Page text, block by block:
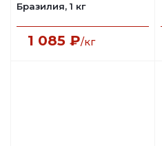
Бразилия, 1 кг
1 085 ₽/кг